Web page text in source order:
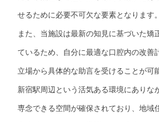
せるために必要不可欠な要素となります。
また、当施設は最新の知見に基づいた矯
ているため、自分に最適な口腔内の改善
立場から具体的な助言を受けることが可
新宿駅周辺という活気ある環境にありな
専念できる空間が確保されており、地域